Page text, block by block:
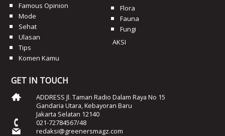
Famous Opinion
Mode
Sehat
Ulasan
Tips
Komen Kamu
Flora
Fauna
Fungi
AKSI
GET IN TOUCH
ADDRESS Jl. Taman Radio Dalam Raya No 15
Gandaria Utara, Kebayoran Baru
Jakarta Selatan 12140
021-72784567/48
redaksi@greenersmagz.com